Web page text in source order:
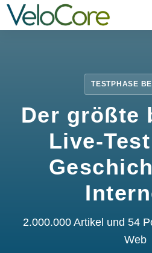
Partnerprogramm
TESTPHASE
Der größte
Live-
2.000.000 Artikel und 54
Web